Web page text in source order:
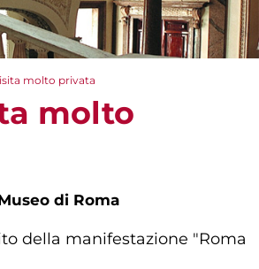
molto privata
molto
di Roma
della manifestazione "Roma